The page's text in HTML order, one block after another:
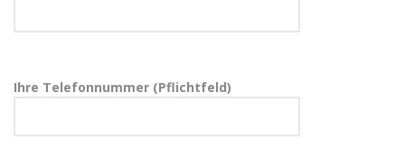
Ihre Telefonnummer (Pflichtfeld)